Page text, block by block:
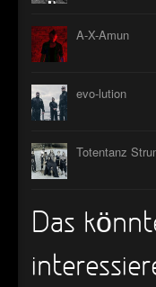
A-X-Amun
evo-lution
Totentanz
Das